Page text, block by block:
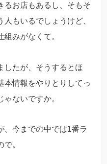
るお店もあるし、そもそ
もいるでしょうけど、
みがなくて。
したが、そうするとほ
本情報をやりとりしてっ
ないですか。
、今までの中では1番ラ
。